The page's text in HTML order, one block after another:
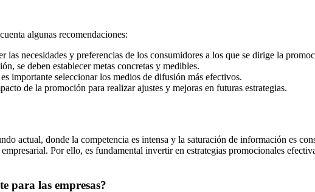
algunas recomendaciones:
las necesidades y preferencias de los consumidores a los que se dirige la
se deben establecer metas concretas y medibles.
importante seleccionar los medios de difusión más efectivos.
de la promoción para realizar ajustes y mejoras en futuras estrategias.
actual, donde la competencia es intensa y la saturación de información es
Por ello, es fundamental invertir en estrategias promocionales
para las empresas?